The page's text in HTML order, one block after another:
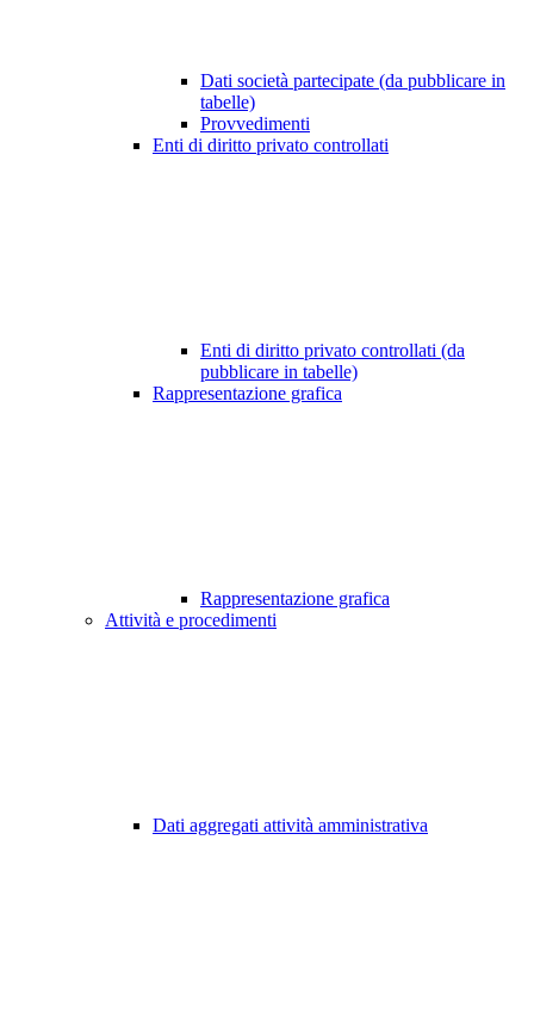
Dati società partecipate (da pubblicare in
tabelle)
Provvedimenti
Enti di diritto privato controllati
Enti di diritto privato controllati (da
pubblicare in tabelle)
Rappresentazione grafica
Rappresentazione grafica
Attività e procedimenti
Dati aggregati attività amministrativa